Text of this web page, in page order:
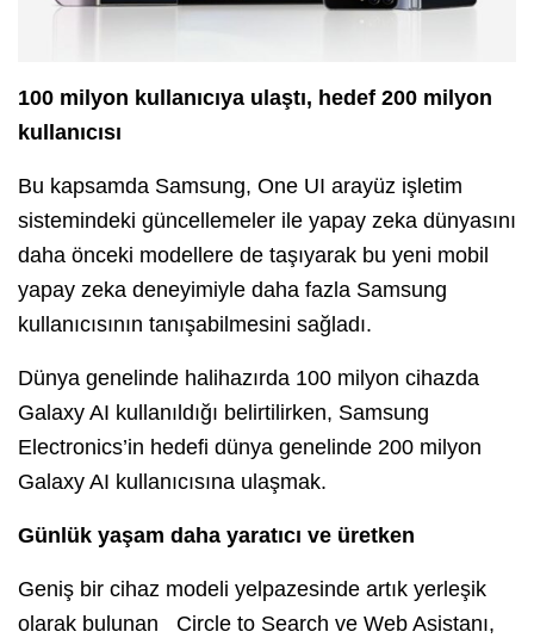
100 milyon kullanıcıya ulaştı, hedef 200 milyon
kullanıcısı
Bu kapsamda Samsung, One UI arayüz işletim
sistemindeki güncellemeler ile yapay zeka dünyasını
daha önceki modellere de taşıyarak bu yeni mobil
yapay zeka deneyimiyle daha fazla Samsung
kullanıcısının tanışabilmesini sağladı.
Dünya genelinde halihazırda 100 milyon cihazda
Galaxy AI kullanıldığı belirtilirken, Samsung
Electronics’in hedefi dünya genelinde 200 milyon
Galaxy AI kullanıcısına ulaşmak.
Günlük yaşam daha yaratıcı ve üretken
Geniş bir cihaz modeli yelpazesinde artık yerleşik
olarak bulunan Circle to Search ve Web Asistanı,